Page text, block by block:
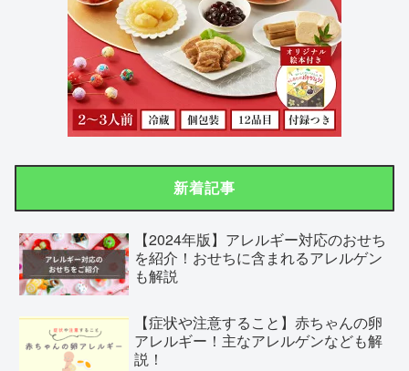
新着記事
【2024年版】アレルギー対応のおせち
を紹介！おせちに含まれるアレルゲン
も解説
【症状や注意すること】赤ちゃんの卵
アレルギー！主なアレルゲンなども解
説！